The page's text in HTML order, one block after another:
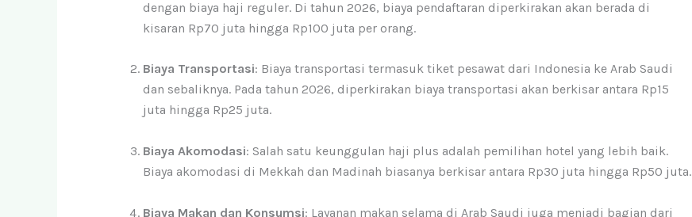
dengan biaya haji reguler. Di tahun 2026, biaya pendaftaran diperkirakan akan berada di
kisaran Rp70 juta hingga Rp100 juta per orang.
Biaya Transportasi: Biaya transportasi termasuk tiket pesawat dari Indonesia ke Arab Saudi
dan sebaliknya. Pada tahun 2026, diperkirakan biaya transportasi akan berkisar antara Rp15
juta hingga Rp25 juta.
Biaya Akomodasi: Salah satu keunggulan haji plus adalah pemilihan hotel yang lebih baik.
Biaya akomodasi di Mekkah dan Madinah biasanya berkisar antara Rp30 juta hingga Rp50 juta.
Biaya Makan dan Konsumsi: Layanan makan selama di Arab Saudi juga menjadi bagian dari